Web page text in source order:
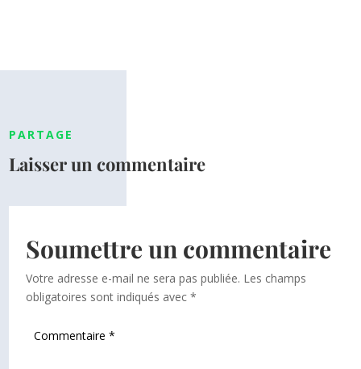
PARTAGE
Laisser un commentaire
Soumettre un commentaire
Votre adresse e-mail ne sera pas publiée. Les champs
obligatoires sont indiqués avec*